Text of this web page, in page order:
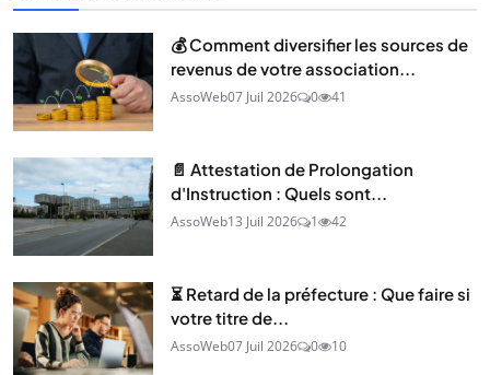
💰 Comment diversifier les sources de
revenus de votre association...
AssoWeb07 Juil 2026 0 41
📄 Attestation de Prolongation
d'Instruction : Quels sont...
AssoWeb13 Juil 2026 1 42
⏳ Retard de la préfecture : Que faire si
votre titre de...
AssoWeb07 Juil 2026 0 10